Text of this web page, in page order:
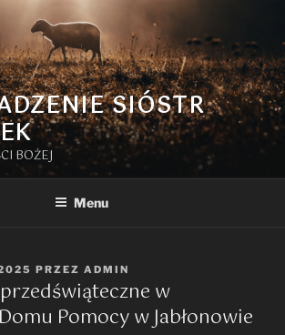
SIÓSTR
BOŻEJ
Menu
PRZEZ ADMIN
w
Pomocy w Jabłonowie